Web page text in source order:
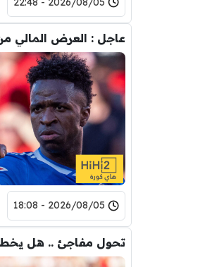
2026/08/05 - 18:08